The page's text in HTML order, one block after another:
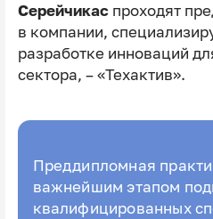
Серейчикаспроходят
в компании,
разработке инноваций
сектора, – «Техактив».
Преддипломная
важнейшим этапом
квалифицированных